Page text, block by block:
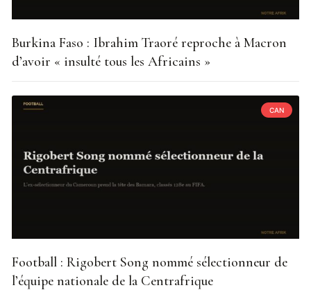
Burkina Faso : Ibrahim Traoré reproche à Macron
d’avoir « insulté tous les Africains »
CAN
Football : Rigobert Song nommé sélectionneur de
l’équipe nationale de la Centrafrique